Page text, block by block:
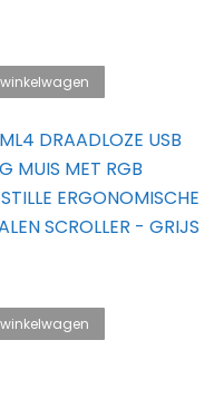
DRAADLOZE USB
MUIS MET RGB
ERGONOMISCHE
SCROLLER - GRIJS